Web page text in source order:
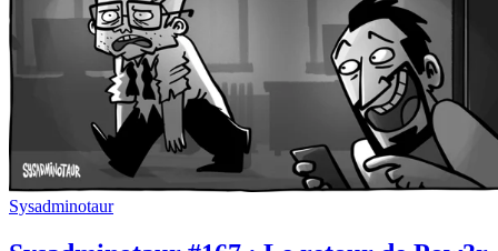
Sysadminotaur